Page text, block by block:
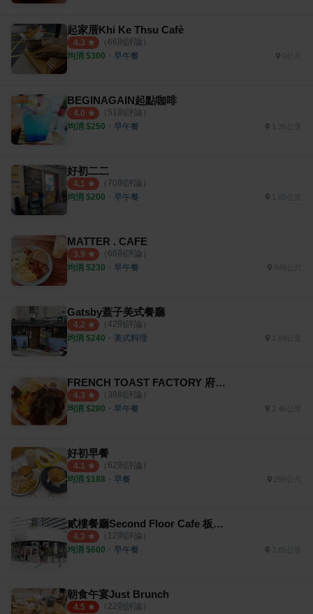
起家厝Khi Ke Thsu Cafè
4.3 （ 66則評論）
均消 $300 ・ 早午餐
BEGINAGAIN起點咖啡
4.0 （ 51則評論）
均消 $250 ・ 早午餐
好初二二
4.1 （ 70則評論）
均消 $200 ・ 早午餐 1.65公里
MATTER . CAFE
3.9 （ 66則評論）
均消 $230 ・ 早午餐
Gatsby蓋子美式餐廳
4.2 （ 42則評論）
均消 $240 ・ 美式料理
FRENCH TOAST FACTORY 府中旗艦店
4.3 （ 38則評論）
均消 $280 ・ 早午餐
好初早餐
4.1 （ 62則評論）
均消 $188 ・ 早餐
貳樓餐廳Second Floor Cafe 板橋店
4.3 （ 12則評論）
均消 $600 ・ 早午餐 3.65公里
朝食午宴Just Brunch
4.5 （ 22則評論）